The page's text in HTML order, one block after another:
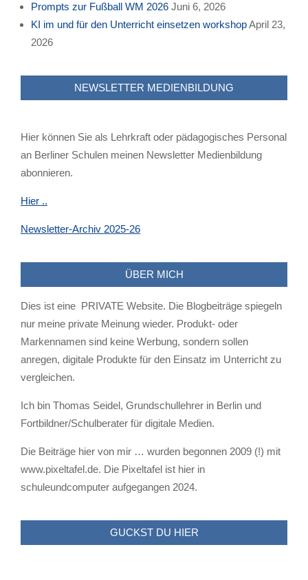
Prompts zur Fußball WM 2026 Juni 6, 2026
KI im und für den Unterricht einsetzen workshopApril 23,
2026
NEWSLETTER MEDIENBILDUNG
Hier können Sie als Lehrkraft oder pädagogisches Personal
an Berliner Schulen meinen Newsletter Medienbildung
abonnieren.
Hier ..
Newsletter-Archiv 2025-26
ÜBER MICH
Dies ist eine PRIVATE Website. Die Blogbeiträge spiegeln
nur meine private Meinung wieder. Produkt- oder
Markennamen sind keine Werbung, sondern sollen
anregen, digitale Produkte für den Einsatz im Unterricht zu
vergleichen.
Ich bin Thomas Seidel, Grundschullehrer in Berlin und
Fortbildner/Schulberater für digitale Medien.
Die Beiträge hier von mir … wurden begonnen 2009 (!) mit
www.pixeltafel.de. Die Pixeltafel ist hier in
schuleundcomputer aufgegangen 2024.
GUCKST DU HIER